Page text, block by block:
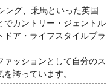
ング、乗馬といった英国
でカントリー・ジェントル
ア・ライフスタイルブラ
ッションとして自分のス
誇っています。